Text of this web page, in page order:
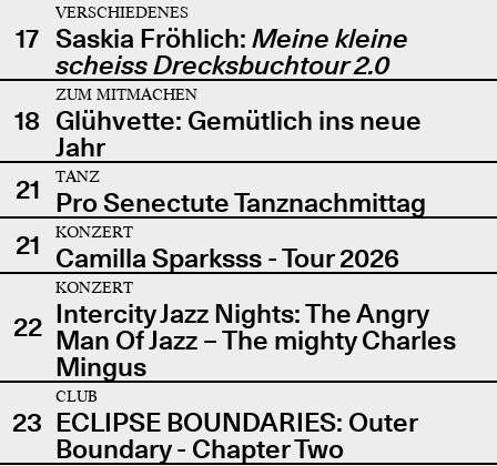
17
VERSCHIEDENES
Saskia Fröhlich: Meine kleine
scheiss Drecksbuchtour 2.0
18
ZUM MITMACHEN
Glühvette: Gemütlich ins neue
Jahr
21
TANZ
Pro Senectute Tanznachmittag
21
KONZERT
Camilla Sparksss - Tour 2026
22
KONZERT
Intercity Jazz Nights: The Angry
Man Of Jazz – The mighty Charles
Mingus
23
CLUB
ECLIPSE BOUNDARIES: Outer
Boundary - Chapter Two